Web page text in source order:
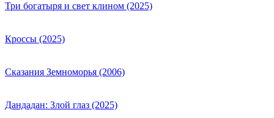
Три богатыря и свет клином (2025)
Кроссы (2025)
Сказания Земноморья (2006)
Дандадан: Злой глаз (2025)